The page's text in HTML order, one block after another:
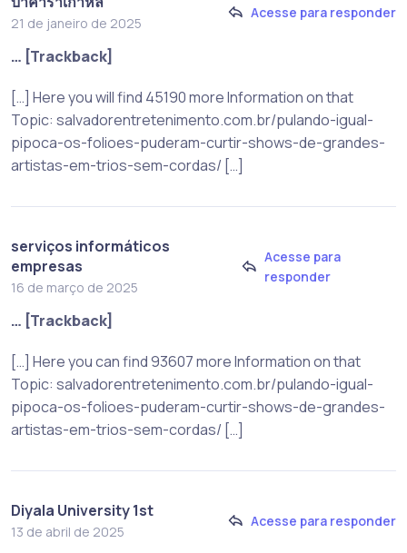
21 de janeiro de 2025
Acesse para responder
… [Trackback]
[…] Here you will find 45190 more Information on that
Topic: salvadorentretenimento.com.br/pulando-igual-
pipoca-os-folioes-puderam-curtir-shows-de-grandes-
artistas-em-trios-sem-cordas/ […]
serviços informáticos
empresas
16 de março de 2025
Acesse para
responder
… [Trackback]
[…] Here you can find 93607 more Information on that
Topic: salvadorentretenimento.com.br/pulando-igual-
pipoca-os-folioes-puderam-curtir-shows-de-grandes-
artistas-em-trios-sem-cordas/ […]
Diyala University 1st
13 de abril de 2025
Acesse para responder